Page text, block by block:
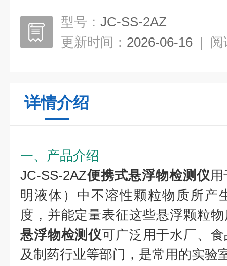
型号： JC-SS-2AZ
更新时间： 2026-06-16 | 阅
详情介绍
一、产品介绍
JC-SS-2AZ便携式悬浮物检测仪
明液体）中不溶性颗粒物质所产
度，并能定量表征这些悬浮颗粒
悬浮物检测仪可广泛用于水厂、
及制药行业等部门，是常用的实验